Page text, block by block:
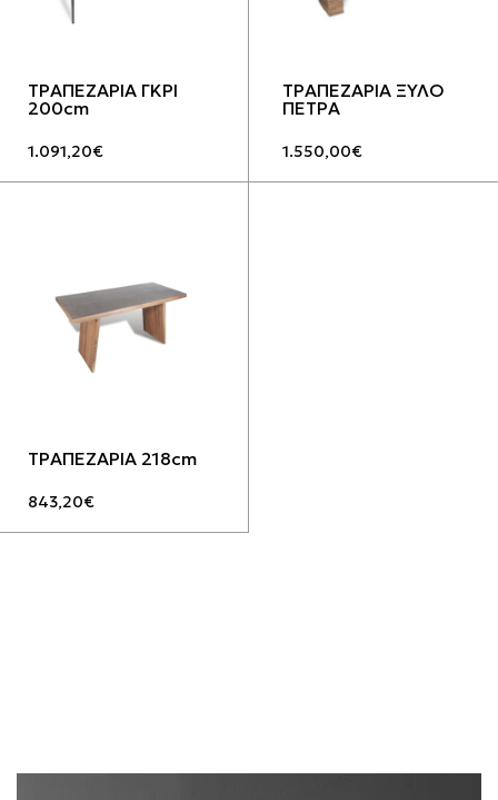
ΤΡΑΠΕΖΑΡΙΑ ΓΚΡΙ
200cm
1.091,20€
ΤΡΑΠΕΖΑΡΙΑ ΞΥΛΟ
ΠΕΤΡΑ
1.550,00€
ΤΡΑΠΕΖΑΡΙΑ 218cm
843,20€